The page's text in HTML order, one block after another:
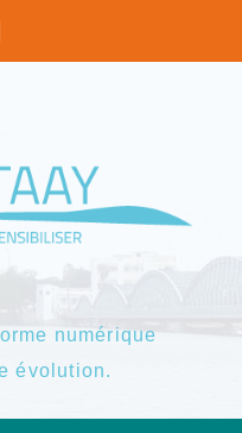
numérique
évolution.